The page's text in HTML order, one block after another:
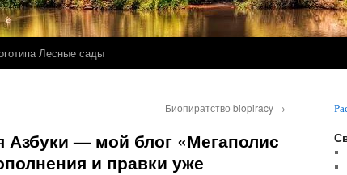
Лесные сады
Биопиратство biopiracy →
Азбуки — мой блог «Мегаполис
и правки уже